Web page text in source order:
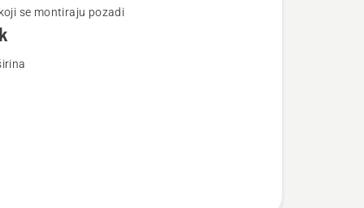
se montiraju pozadi